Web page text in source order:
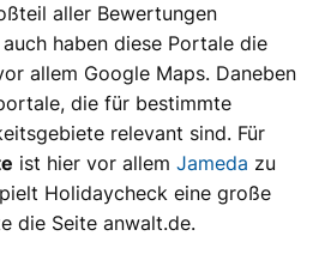
aller Bewertungen
haben diese Portale die
allem Google Maps. Daneben
die für bestimmte
relevant sind. Für
ist hier vor allem Jameda zu
Holidaycheck eine große
die Seite anwalt.de.